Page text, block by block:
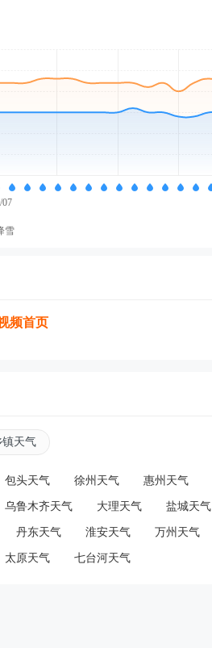
07
雪
频首页
镇天气
包头天气 徐州天气 惠州天气
乌鲁木齐天气 大理天气 盐城天气
丹东天气 淮安天气 万州天气
太原天气 七台河天气